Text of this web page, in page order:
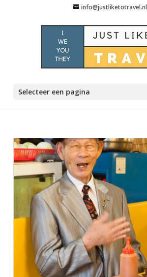
info@justliketotravel.nl
Selecteer een pagina